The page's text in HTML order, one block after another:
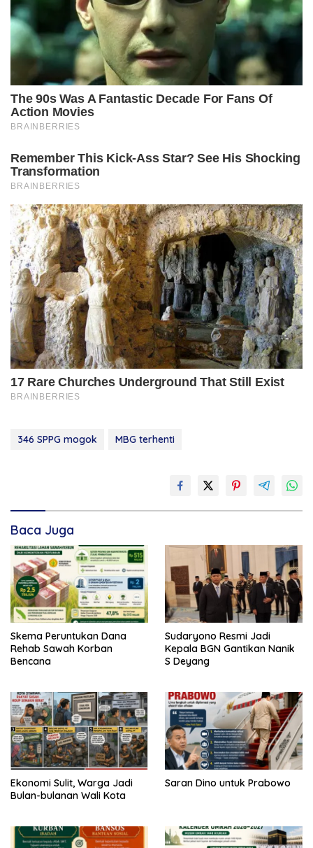
346 SPPG mogok MBG terhenti
Baca Juga
Skema Peruntukan Dana
Rehab Sawah Korban
Bencana
Sudaryono Resmi Jadi
Kepala BGN Gantikan Nanik
S Deyang
Ekonomi Sulit, Warga Jadi
Bulan-bulanan Wali Kota
Saran Dino untuk Prabowo